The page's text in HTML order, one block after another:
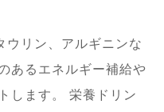
ウリン、アルギニンな
あるエネルギー補給や
します。 栄養ドリン